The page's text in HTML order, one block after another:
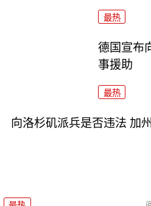
最热
德国宣布
事援助
最热
向洛杉矶派兵是否违法 加